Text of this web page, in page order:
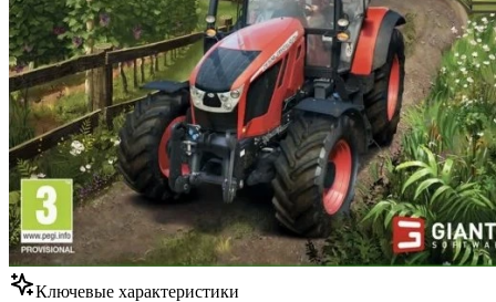
Ключевые характеристики